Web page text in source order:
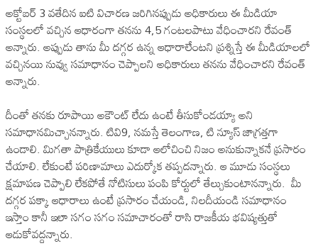
అక్టోబర్ 3 వతేదిన ఐటి విచారణ జరిగినప్పుడు అధికారులు ఈ మీడియా
సంస్థలలో వచ్చిన ఆధారంగా తనను 4,5 గంటలపాటు వేధించారని రేవంత్
అన్నారు. అప్పుడు తాను మీ దగ్గర ఉన్న ఆధారాలేంటని ప్రశ్నిస్తే ఈ మీడియాలలో
వచ్చినయి నువ్వు సమాధానం చెప్పాలని అధికారులు తనను వేధించారని రేవంత్
అన్నారు.
దీంతో తనకు రూపాయి అకౌంట్ లేదు ఉంటే తీసుకోండయ్యా అని
సమాధానమిచ్చానన్నారు. టివి9, నమస్తే తెలంగాణ, టి న్యూస్ జాగ్రత్తగా
ఉండాలి. మిగతా పాత్రికేయులు కూడా ఆలోచించి నిజం అనుకున్నాకనే ప్రసారం
చేయాలి. లేకుంటే పరిణామాలు ఎదుర్కోక తప్పదన్నారు. ఆ మూడు సంస్థలు
క్షమాపణ చెప్పాలి లేకపోతే నోటిసులు పంపి కోర్టులో తేల్చుకుంటానన్నారు. మీ
దగ్గర పక్కా ఆధారాలు ఉంటే ప్రసారం చేయండి, నిలదీయండి సమాధానం
ఇస్తాం కానీ ఇలా సగం సగం సమాచారంతో రాసి రాజకీయ భవిష్యత్తుతో
ఆడుకోవద్దన్నారు.